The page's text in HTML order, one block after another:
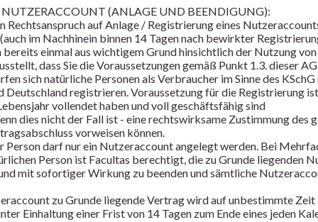
NUTZERACCOUNT (ANLAGE UND BEENDIGUNG):
Rechtsanspruch auf Anlage / Registrierung eines
im Nachhinein binnen 14 Tagen nach bewirkter
bereits einmal aus wichtigem Grund hinsichtlich der Nutzung
dass Sie die Voraussetzungen gemäß Punkt 1.3. dieser
sich natürliche Personen als Verbraucher im Sinne des
Deutschland registrieren. Voraussetzung für die Registrierung
vollendet haben und voll geschäftsfähig sind
dies nicht der Fall ist - eine rechtswirksame Zustimmung des
vorweisen können.
Person darf nur ein Nutzeraccount angelegt werden. Bei
Person ist Facultas berechtigt, die zu Grunde liegenden
mit sofortiger Wirkung zu beenden und sämtliche
zu Grunde liegende Vertrag wird auf unbestimmte Zeit
Einhaltung einer Frist von 14 Tagen zum Ende eines jeden